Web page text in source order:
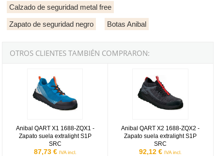
Calzado de seguridad metal free
Zapato de seguridad negro Botas Anibal
OTROS CLIENTES TAMBIÉN COMPRARON:
Anibal QART X1 1688-ZQX1 -
Zapato suela extralight S1P
SRC
87,73 € IVA incl.
Anibal QART X2 1688-ZQX2 -
Zapato suela extralight S1P
SRC
92,12 € IVA incl.